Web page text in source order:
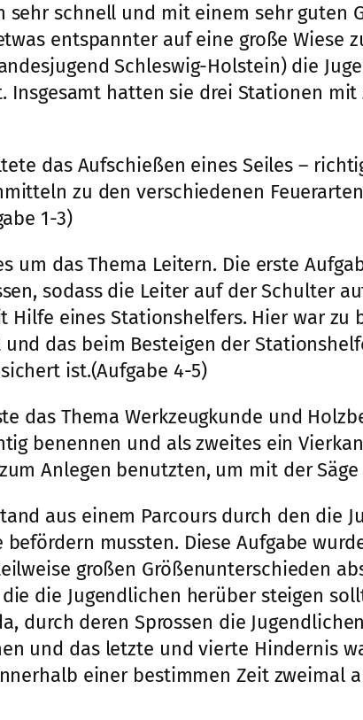
sehr schnell und mit einem sehr
entspannter auf eine große Wiese
Schleswig-Holstein) die
hatten sie drei Stationen
das Aufschießen eines Seiles –
zu den verschiedenen
1-3)
um das Thema Leitern. Die erste
sodass die Leiter auf der Schulter
Hilfe eines Stationshelfers. Hier war
das beim Besteigen der
ist.(Aufgabe 4-5)
das Thema Werkzeugkunde und
benennen und als zweites ein
Anlegen benutzten, um mit der
aus einem Parcours durch den die
mussten. Diese Aufgabe
großen Größenunterschieden
die Jugendlichen herüber steigen
durch deren Sprossen die
und das letzte und vierte Hindernis
einer bestimmen Zeit zweimal